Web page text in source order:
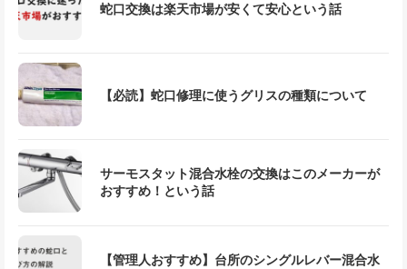
蛇口交換は楽天市場が安くて安心という話
【必読】蛇口修理に使うグリスの種類について
サーモスタット混合水栓の交換はこのメーカーが
おすすめ！という話
【管理人おすすめ】台所のシングルレバー混合水